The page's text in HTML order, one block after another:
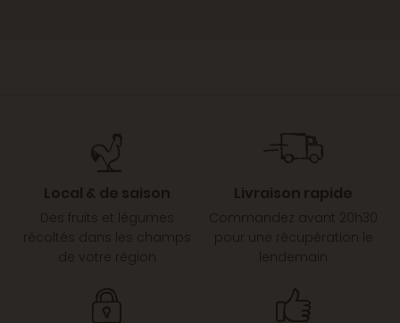
Local & de saison
Des fruits et légumes
récoltés dans les champs
de votre région
Livraison rapide
Commandez avant 20h30
pour une récupération le
lendemain